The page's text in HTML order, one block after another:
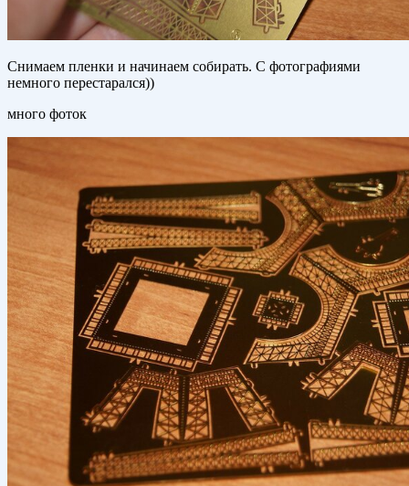
Снимаем пленки и начинаем собирать. С фотографиями
немного перестарался))
много фоток